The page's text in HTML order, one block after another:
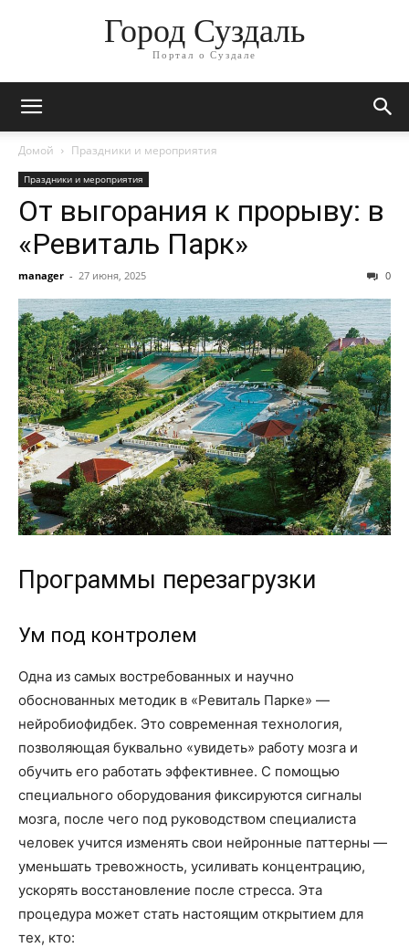
Город Суздаль
Портал о Суздале
Домой Праздники и мероприятия
Праздники и мероприятия
От выгорания к прорыву: в
«Ревиталь Парк»
manager - 27 июня, 2025 0
Программы перезагрузки
Ум под контролем
Одна из самых востребованных и научно
обоснованных методик в «Ревиталь Парке» —
нейробиофидбек. Это современная технология,
позволяющая буквально «увидеть» работу мозга и
обучить его работать эффективнее. С помощью
специального оборудования фиксируются сигналы
мозга, после чего под руководством специалиста
человек учится изменять свои нейронные паттерны —
уменьшать тревожность, усиливать концентрацию,
ускорять восстановление после стресса. Эта
процедура может стать настоящим открытием для
тех, кто: